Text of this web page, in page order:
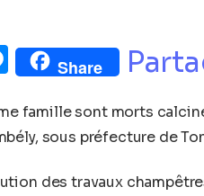
Messenger
Share
famille sont morts
sous préfecture de
des travaux